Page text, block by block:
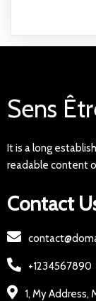
Sens
It is a long
readable content
Contact
+1234567890
1, My Address,